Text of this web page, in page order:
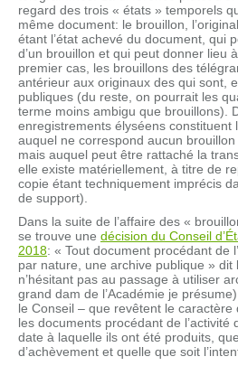
regard des trois « états » temporels
même document: le brouillon,
étant l’état achevé du document, qui
d’un brouillon et qui peut donner lieu
premier cas, les brouillons des
antérieur aux originaux des qui sont,
publiques (du reste, on pourrait les
terme moins ambigu que brouillons).
enregistrements élyséens constituent
auquel ne correspond aucun brouillon
mais auquel peut être rattaché la
elle existe matériellement, à titre de
copie étant techniquement imprécis
de support).
Dans la suite de l’affaire des «
se trouve une décision du Conseil
2018: « Tout document procédant de
par nature, une archive publique » dit
n’hésitant pas au passage à utiliser
grand dam de l’Académie je
le Conseil – que revêtent le caractère
les documents procédant de l’activité
date à laquelle ils ont été produits,
d’achèvement et quelle que soit